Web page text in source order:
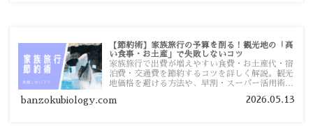
【節約術】家族旅行の予算を削る！観光地の「高
い食事・お土産」で失敗しないコツ
家族旅行で出費が増えやすい食費・お土産代・宿
泊費・交通費を節約するコツを詳しく解説。観光
地価格を避ける方法や、早割・スーパー活用術、
banzokubiology.com 2026.05.13